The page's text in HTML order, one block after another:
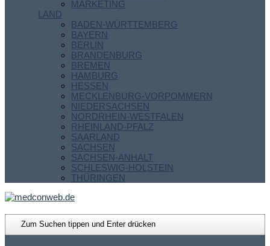
MARKETING
LAND
BADEN-WÜRTTEMBERG
BAYERN
BERLIN
BRANDENBURG
BREMEN
HAMBURG
HESSEN
MECKLENBURG-VORPOMMERN
NIEDERSACHSEN
NORDRHEIN-WESTFALEN
RHEINLAND-PFALZ
SAARLAND
SACHSEN
SACHSEN-ANHALT
SCHLESWIG-HOLSTEIN
THÜRINGEN